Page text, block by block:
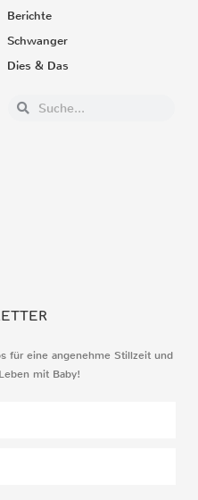
Berichte
Schwanger
Dies & Das
für eine angenehme Stillzeit und
mit Baby!